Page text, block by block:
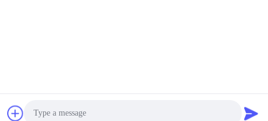
2018-2026 ANHUI CRYSTRO CRYSTAL MATERIALS Co., Ltd. -
Alle. Alle Rechte vorbehalten.